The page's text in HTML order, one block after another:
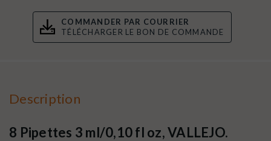
COMMANDER PAR COURRIER
TÉLÉCHARGER LE BON DE COMMANDE
Description
8 Pipettes 3 ml/0,10 fl oz, VALLEJO.